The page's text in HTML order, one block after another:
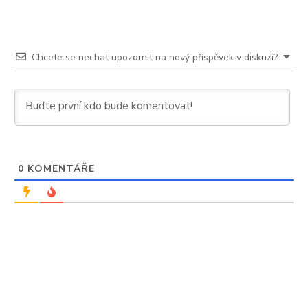
Chcete se nechat upozornit na nový příspěvek v diskuzi?
0 KOMENTÁŘE